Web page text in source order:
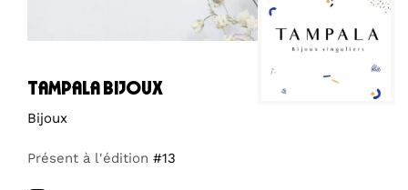
tampala bijoux
Bijoux
Présent à l'édition #13